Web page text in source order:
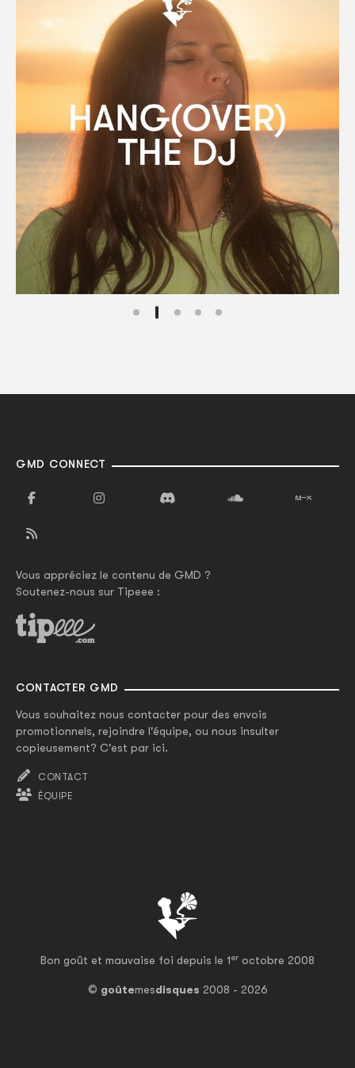
Bon goût et mauvaise foi depuis le 1er octobre 2008
© goûtemesdisques 2008 - 2026
GMD CONNECT
Vous appréciez le contenu de GMD ?
Soutenez-nous sur Tipeee :
CONTACTER GMD
Vous souhaitez nous contacter pour des envois
promotionnels, rejoindre l'équipe, ou nous insulter
copieusement? C'est par ici.
CONTACT
ÉQUIPE